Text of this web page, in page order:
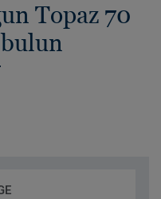
Topaz 70